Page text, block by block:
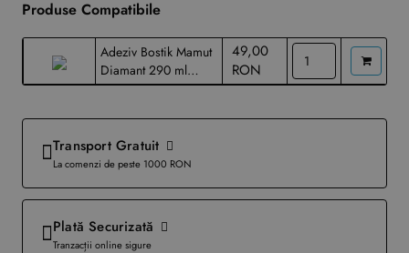
Produse Compatibile
Adeziv Bostik Mamut
Diamant 290 ml
transparent
49,00
RON
Transport Gratuit
La comenzi de peste 1000 RON
Plată Securizată
Tranzacții online sigure